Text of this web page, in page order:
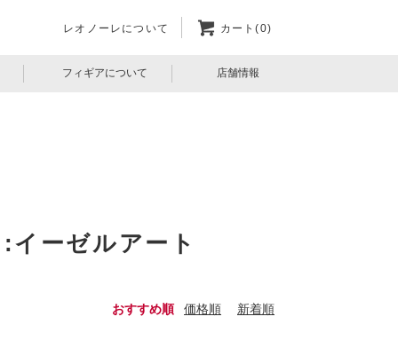
レオノーレについて カート(0)
フィギアについて 店舗情報
ーゼルアート
おすすめ順 価格順 新着順